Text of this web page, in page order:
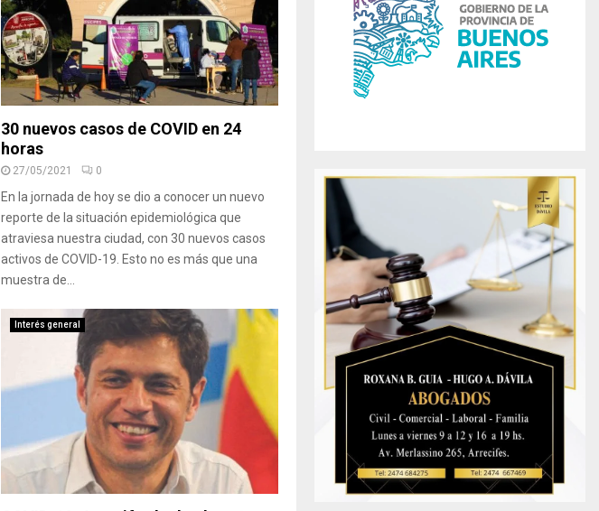
30 nuevos casos de COVID en 24
horas
27/05/2021 0
En la jornada de hoy se dio a conocer un nuevo
reporte de la situación epidemiológica que
atraviesa nuestra ciudad, con 30 nuevos casos
activos de COVID-19. Esto no es más que una
muestra de...
Interés general
R
C